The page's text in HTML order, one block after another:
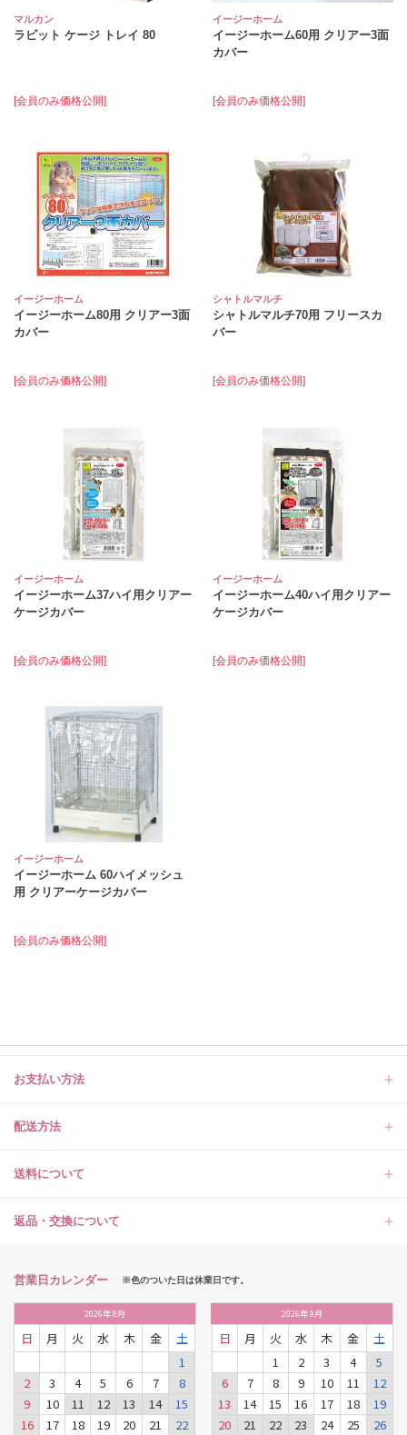
マルカン
ラビット ケージ トレイ 80
[会員のみ価格公開]
イージーホーム
イージーホーム60用 クリアー3面
カバー
[会員のみ価格公開]
イージーホーム
イージーホーム80用 クリアー3面
カバー
[会員のみ価格公開]
シャトルマルチ
シャトルマルチ70用 フリースカ
バー
[会員のみ価格公開]
イージーホーム
イージーホーム37ハイ用クリアー
ケージカバー
[会員のみ価格公開]
イージーホーム
イージーホーム40ハイ用クリアー
ケージカバー
[会員のみ価格公開]
イージーホーム
イージーホーム 60ハイメッシュ
用 クリアーケージカバー
[会員のみ価格公開]
お支払い方法
配送方法
送料について
返品・交換について
営業日カレンダー ※色のついた日は休業日です。
2026年8月
日 月 火 水 木 金
土
1
2
3 4 5 6 7
8
9
10 11 12 13 14
15
16
17 18 19 20 21 22
2026年9月
日 月 火 水 木 金
土
1
2 3 4
5
6
7 8 9 10 11
12
13
14 15 16 17 18
19
20
21 22 23 24 25 26